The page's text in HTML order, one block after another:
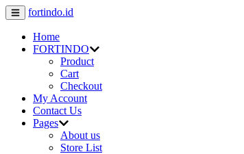
fortindo.id
Home
FORTINDO
Product
Cart
Checkout
My Account
Contact Us
Pages
About us
Store List